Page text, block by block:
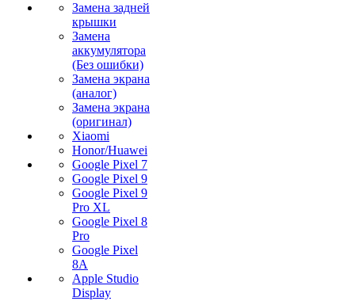
Замена задней
крышки
Замена
аккумулятора
(Без ошибки)
Замена экрана
(аналог)
Замена экрана
(оригинал)
Xiaomi
Honor/Huawei
Google Pixel 7
Google Pixel 9
Google Pixel 9
Pro XL
Google Pixel 8
Pro
Google Pixel
8A
Apple Studio
Display